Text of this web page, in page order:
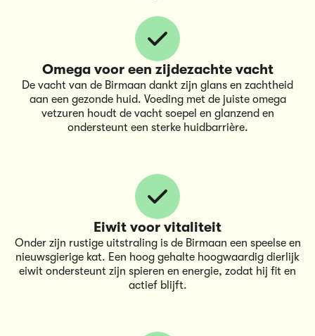
Omega voor een zijdezachte vacht
De vacht van de Birmaan dankt zijn glans en zachtheid
aan een gezonde huid. Voeding met de juiste omega
vetzuren houdt de vacht soepel en glanzend en
ondersteunt een sterke huidbarrière.
Eiwit voor vitaliteit
Onder zijn rustige uitstraling is de Birmaan een speelse en
nieuwsgierige kat. Een hoog gehalte hoogwaardig dierlijk
eiwit ondersteunt zijn spieren en energie, zodat hij fit en
actief blijft.